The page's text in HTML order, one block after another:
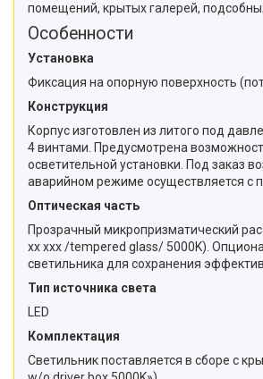
помещений, крытых галерей,
Особенности
Установка
Фиксация на опорную поверхность
Конструкция
Корпус изготовлен из литого под
4 винтами. Предусмотрена
осветительной установки. Под заказ
аварийном режиме осуществляется с
Оптическая часть
Прозрачный микропризматический
хх ххх /tempered glass/ 5000K).
светильника для сохранения
Тип источника света
LED
Комплектация
Светильник поставляется в сборе c